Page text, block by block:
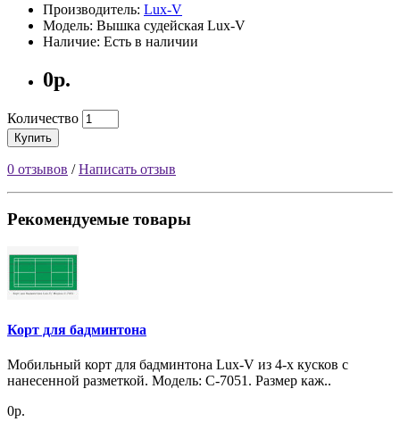
Производитель: Lux-V
Модель: Вышка судейская Lux-V
Наличие: Есть в наличии
0р.
Количество
Купить
0 отзывов /Написать отзыв
Рекомендуемые товары
Корт для бадминтона
Мобильный корт для бадминтона Lux-V из 4-х кусков с
нанесенной разметкой. Модель: C-7051. Размер каж..
0р.